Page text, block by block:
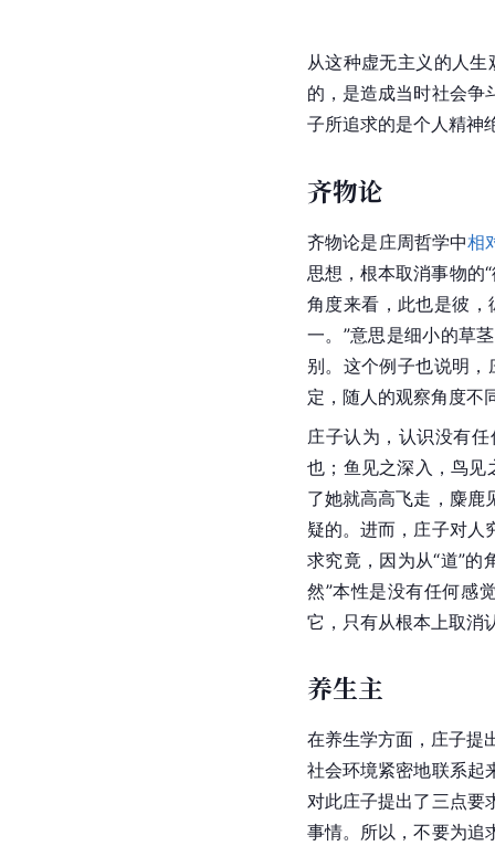
从这种虚无主义 的人生
的，是造成当时社会争
子所追求的是个人精神
齐物论
齐物论是庄周哲学中相
思想，根本取消事物的
角度来看，此也是彼
一。”意思是细小的草
别。这个例子也说明
定，随人的观察角度不
庄子认为，认识没有
也；鱼见之深入，鸟见
了她就高高飞走，麋鹿
疑的。进而，庄子对人
求究竟，因为从“道”
然”本性是没有任何感
它，只有从根本上取消
养生主
在养生学方面，庄子提
社会环境紧密地联系起
对此庄子提出了三点要
事情。所以，不要为追